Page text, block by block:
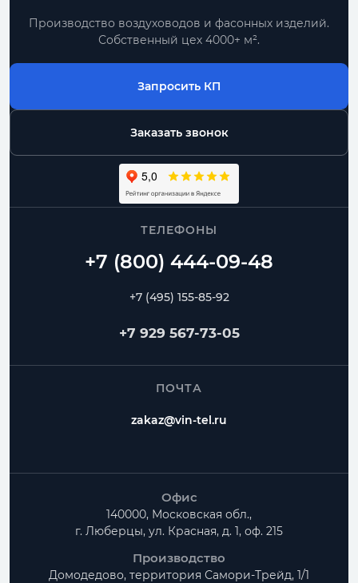
Производство воздуховодов и фасонных изделий.
Собственный цех 4000+ м².
Запросить КП
Заказать звонок
ТЕЛЕФОНЫ
+7 (495) 155-85-92
+7 929 567-73-05
ПОЧТА
zakaz@vin-tel.ru
Офис
140000, Московская обл.,
г. Люберцы, ул. Красная, д. 1, оф. 215
Производство
Домодедово, территория Самори-Трейд, 1/1